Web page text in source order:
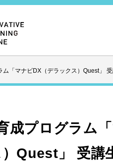
ム「マナビDX（デラックス）Quest」
成プログラム
Quest」 受講